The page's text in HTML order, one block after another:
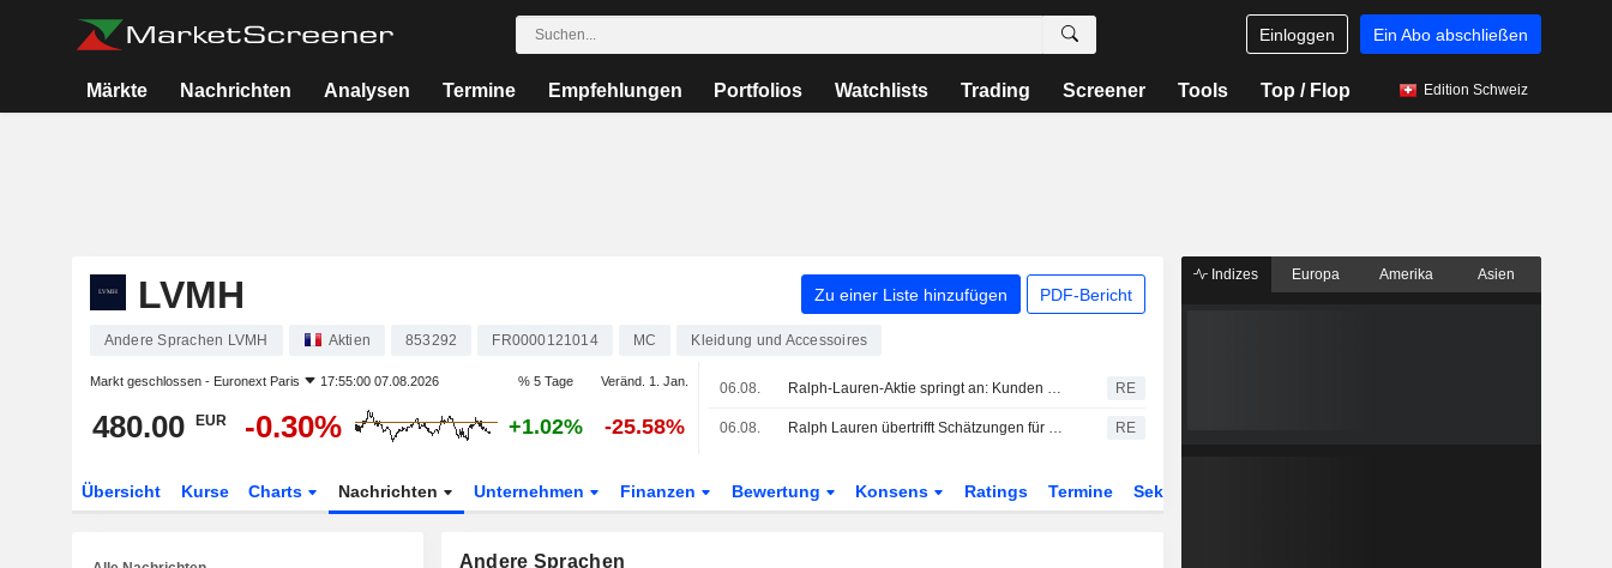
Einloggen Ein Abo abschließen
Märkte Nachrichten Analysen Termine Empfehlungen Portfolios Watchlists Trading Screener Tools Top / Flop Edition Schweiz
LVMH Zu einer Liste hinzufügen PDF-Bericht
Andere Sprachen LVMH Aktien 853292 FR0000121014 MC Kleidung und Accessoires
Markt geschlossen - Euronext Paris 17:55:00 07.08.2026 % 5 Tage Veränd. 1. Jan.
480.00 EUR -0.30% +1.02% -25.58%
06.08. Ralph-Lauren-Aktie springt an: Kunden in Asien und Nordamerika sorgen für Umsatz-Überraschung RE
06.08. Ralph Lauren übertrifft Schätzungen für den Quartalsumsatz RE
Übersicht Kurse Charts Nachrichten Unternehmen Finanzen Bewertung Konsens Ratings Termine Sektor
Andere Sprachen
Indizes Europa Amerika Asien